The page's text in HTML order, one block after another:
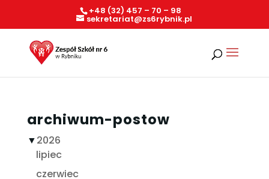
+48 (32) 457 – 70 – 98
sekretariat@zs6rybnik.pl
archiwum-postow
▼2026
lipiec
czerwiec